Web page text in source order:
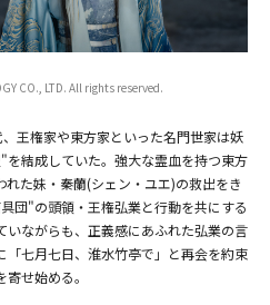
CO., LTD. All rights reserved.
王権家や東方家といった名門世家は妖
結成していた。強大な霊血を持つ東方
た妹・秦蘭(シェン・ユエ)の救出をき
団"の頭領・王権弘業と行動を共にする
いながらも、正義感にあふれた弘業の言
七月七日、淮水竹亭で」と再会を約束
せ始める。